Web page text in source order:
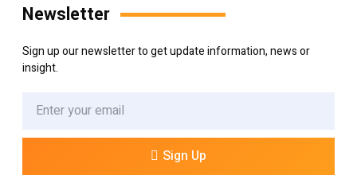
Newsletter
Sign up our newsletter to get update information, news or
insight.
Sign Up